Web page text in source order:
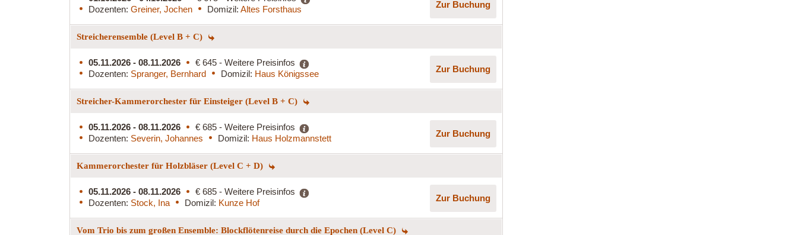
Dozenten: Greiner, Jochen Domizil: Altes Forsthaus Zur Buchung
Streicherensemble (Level B + C)
05.11.2026 - 08.11.2026
€ 645 - Weitere Preisinfos
Dozenten: Spranger, Bernhard Domizil: Haus Königssee Zur Buchung
Streicher-Kammerorchester für Einsteiger (Level B + C)
05.11.2026 - 08.11.2026
€ 685 - Weitere Preisinfos
Dozenten: Severin, Johannes Domizil: Haus Holzmannstett Zur Buchung
Kammerorchester für Holzbläser (Level C + D)
05.11.2026 - 08.11.2026
€ 685 - Weitere Preisinfos
Dozenten: Stock, Ina Domizil: Kunze Hof Zur Buchung
Vom Trio bis zum großen Ensemble: Blockflötenreise durch die Epochen (Level C)